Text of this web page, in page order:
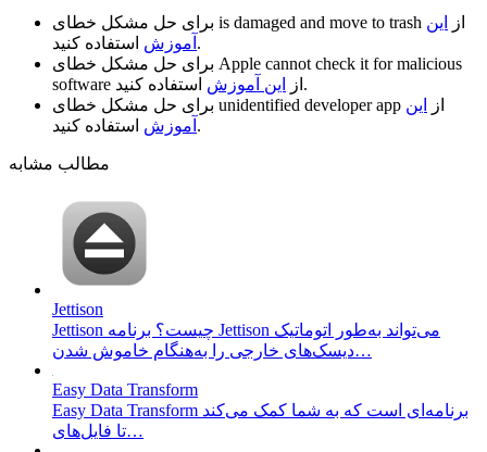
is damaged and move to trash از
این
آموزش استفاده کنید.
Apple cannot check it for malicious
software
از این آموزش
استفاده کنید.
unidentified developer app از
این
آموزش استفاده کنید.
مطالب مشابه
Jettison
Jettison چیست؟ برنامه Jettison می‌تواند به‌طور اتوماتیک
دیسک‌های خارجی را به‌هنگام خاموش شدن…
Easy Data Transform
Easy Data Transform برنامه‌ای است که به شما کمک می‌کند
تا فایل‌های…